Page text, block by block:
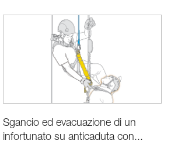
Sgancio ed evacuazione di un
infortunato su anticaduta con...